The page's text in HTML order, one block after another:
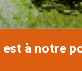
à notre